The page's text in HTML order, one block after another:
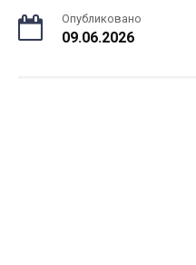
Опубликовано
09.06.2026